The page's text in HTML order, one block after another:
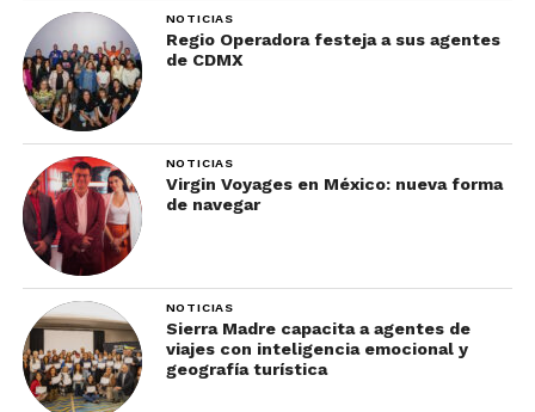
NOTICIAS
Regio Operadora festeja a sus agentes
de CDMX
NOTICIAS
Virgin Voyages en México: nueva forma
de navegar
NOTICIAS
Sierra Madre capacita a agentes de
viajes con inteligencia emocional y
geografía turística